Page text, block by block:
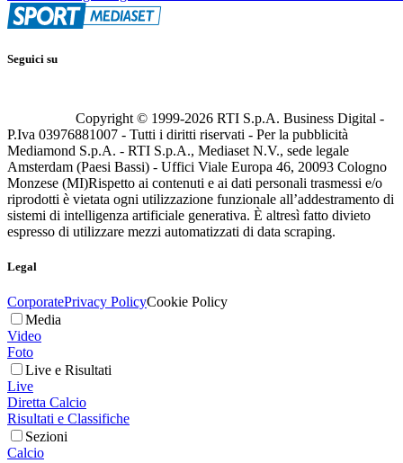
Seguici su
Copyright © 1999-2026 RTI S.p.A. Business Digital -
P.Iva 03976881007 - Tutti i diritti riservati - Per la pubblicità
Mediamond S.p.A. - RTI S.p.A., Mediaset N.V., sede legale
Amsterdam (Paesi Bassi) - Uffici Viale Europa 46, 20093 Cologno
Monzese (MI)Rispetto ai contenuti e ai dati personali trasmessi e/o
riprodotti è vietata ogni utilizzazione funzionale all’addestramento di
sistemi di intelligenza artificiale generativa. È altresì fatto divieto
espresso di utilizzare mezzi automatizzati di data scraping.
Legal
CorporatePrivacy PolicyCookie Policy
Media
Video
Foto
Live e Risultati
Live
Diretta Calcio
Risultati e Classifiche
Sezioni
Calcio